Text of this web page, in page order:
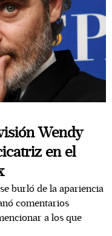
Wendy
en el
burló de la apariencia
comentarios
a los que